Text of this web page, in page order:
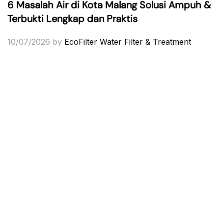
6 Masalah Air di Kota Malang Solusi Ampuh &
Terbukti Lengkap dan Praktis
10/07/2026 by EcoFilter Water Filter & Treatment